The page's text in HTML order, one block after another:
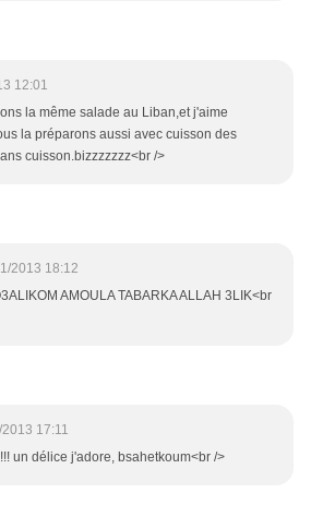
12:01
la même salade au Liban,et j'aime
la préparons aussi avec cuisson des
cuisson.bizzzzzzz<br />
2013 18:12
AMOULA TABARKA ALLAH 3LIK<br
17:11
un délice j'adore, bsahetkoum<br />